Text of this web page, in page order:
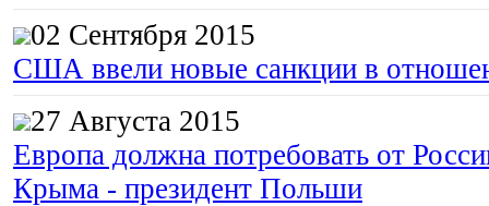
02 Сентября 2015
США ввели новые санкции в
27 Августа 2015
Европа должна потребовать от
Крыма - президент Польши